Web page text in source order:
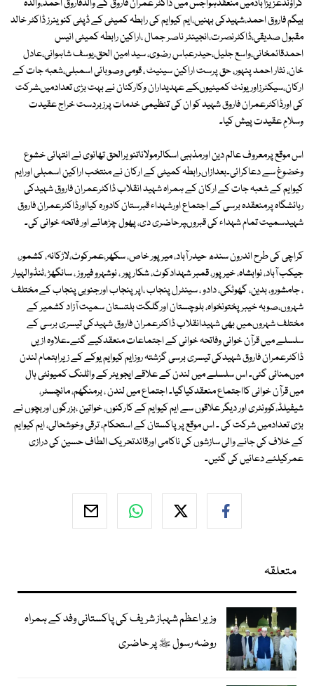
گراؤنڈعزیزآبادمیں منعقدہواجس میں ڈاکٹر عمران فاروق کے والدفاروق احمد،والدہ
بیگم فاروق احمد،شہیدکی بہنیں،ایم کیوایم کی رابطہ کمیٹی کے ڈپٹی کنوینرز ڈاکٹر خالد
مقبول صدیقی،ڈاکٹرنصرت،انجینئر ناصر جمال ،اراکین رابطہ کمیٹی انیس
احمدقائمخانی،واسع جلیل،حیدرعباس رضوی، سید امین الحق،یوسف شاہوانی،عادل
خان، نثار احمد پنہور، حق پرست اراکین سینیٹ ، قومی وصوبائی اسمبلی،شعبہ جات کے
ارکان،سیکٹرزاوریونٹ کمیٹیوںکے عہدیداران وکارکنان نے بہت بڑی تعدادمیںشرکت
کی اورڈاکٹرعمران فاروق شہید کو ان کی تنظیمی خدمات پرزبردست خراج عقیدت
وسلامِ عقیدت پیش کیا۔
اس موقع پرمعروف عالم دین اورمذہبی اسکالرمولاناتنویرالحق تھانوی نے انتہائی خشوع
وخضوغ سے دعاکرائی۔بعدازاںرابطہ کمیٹی کے ارکان نے منتخب اراکین اسمبلی اورایم
کیوایم کے شعبہ جات کے ارکان کے ہمراہ شہید انقلاب ڈاکٹرعمران فاروق شہیدکی
رہائشگاہ پرمنعقدہ برسی کے اجتماع اورشہداء قبرستان کادورہ کیااورڈاکٹرعمران فاروق
شہیدسمیت تمام شہداء کی قبروںپرحاضری دی، پھول چڑھائے اور فاتحہ خوانی کی۔
کراچی کی طرح اندرون سندھ حیدر آباد، میرپور خاص، سکھر،عمرکوٹ،لاڑکانہ، کشمور،
جیکب آباد، نوابشاہ، خیرپور، قمبر شہدادکوٹ، شکار پور ، نوشہرو فیروز ، سانگھڑ ،ٹنڈوالہیار
، جامشورو، بدین، گھوٹکی، دادو ، سینٹرل پنجاب ،اپرپنجاب اورجنوبی پنجاب کے مختلف
شہروں،صوبہ خیبرپختونخواہ، بلوچستان اورگلگت بلتستان سمیت آزاد کشمیر کے
مختلف شہروںمیں بھی شہیدانقلاب ڈاکٹرعمران فاروق شہیدکی تیسری برسی کے
سلسلے میں قرآن خوانی وفاتحہ خوانی کے اجتماعات منعقدکیے گئے۔علاوہ ازیں
ڈاکٹرعمران فاروق شہیدکی تیسری برسی گزشتہ روزایم کیوایم یوکے کے زیراہتمام لندن
میںمنائی گئی۔ اس سلسلے میں لندن کے علاقے ایجویئر کے واٹلنگ کمیونٹی ہال
میں قرآن خوانی کااجتماع منعقدکیاگیا۔ اجتماع میں لندن ، برمنگھم، مانچسٹر،
شیفیلڈ،کوونٹری اور دیگر علاقوں سے ایم کیوایم کے کارکنوں، خواتین ،بزرگوں اوربچوں نے
بڑی تعدادمیں شرکت کی ۔ اس موقع پر پاکستان کے استحکام، ترقی وخوشحالی، ایم کیوایم
کے خلاف کی جانے والی سازشوں کی ناکامی اورقائدتحریک الطاف حسین کی درازی
عمرکیلئے دعائیں کی گئیں۔
متعلقہ
وزیر اعظم شہباز شریف کی پاکستانی وفد کے ہمراہ
روضہ رسول ﷺ پر حاضری